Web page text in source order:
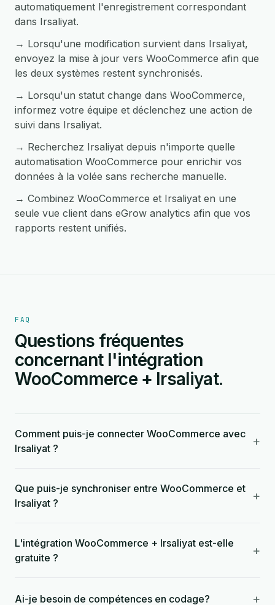
automatiquement l'enregistrement correspondant
dans Irsaliyat.
→ Lorsqu'une modification survient dans Irsaliyat,
envoyez la mise à jour vers WooCommerce afin que
les deux systèmes restent synchronisés.
→ Lorsqu'un statut change dans WooCommerce,
informez votre équipe et déclenchez une action de
suivi dans Irsaliyat.
→ Recherchez Irsaliyat depuis n'importe quelle
automatisation WooCommerce pour enrichir vos
données à la volée sans recherche manuelle.
→ Combinez WooCommerce et Irsaliyat en une
seule vue client dans eGrow analytics afin que vos
rapports restent unifiés.
FAQ
Questions fréquentes
concernant l'intégration
WooCommerce + Irsaliyat.
Comment puis-je connecter WooCommerce avec
Irsaliyat ?
+
Que puis-je synchroniser entre WooCommerce et
Irsaliyat ?
+
L'intégration WooCommerce + Irsaliyat est-elle
gratuite ?
+
Ai-je besoin de compétences en codage? +